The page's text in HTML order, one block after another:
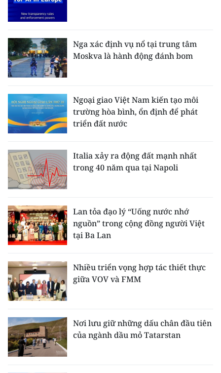
Nga xác định vụ nổ tại trung tâm
Moskva là hành động đánh bom
Ngoại giao Việt Nam kiến tạo môi
trường hòa bình, ổn định để phát
triển đất nước
Italia xảy ra động đất mạnh nhất
trong 40 năm qua tại Napoli
Lan tỏa đạo lý “Uống nước nhớ
nguồn” trong cộng đồng người Việt
tại Ba Lan
Nhiều triển vọng hợp tác thiết thực
giữa VOV và FMM
Nơi lưu giữ những dấu chân đầu tiên
của ngành dầu mỏ Tatarstan